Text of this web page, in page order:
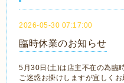
2026-05-30 07:17:00
臨時休業のお知らせ
5月30日(土)は店主不在の為臨
ご迷惑お掛けしますが宜しくお